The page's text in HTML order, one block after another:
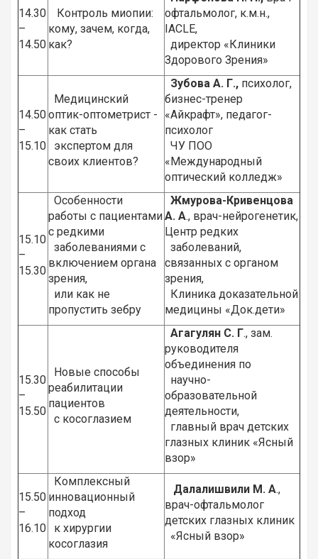
14.30
–
14.50
Контроль миопии:
кому, зачем, когда,
как?
офтальмолог, к.м.н.,
IACLE,
директор «Клиники
Здорового Зрения»
14.50
–
15.10
Медицинский
оптик-оптометрист -
как стать
экспертом для
своих клиентов?
Зубова А. Г., психолог,
бизнес-тренер
«Айкрафт», педагог-
психолог
ЧУ ПОО
«Международный
оптический колледж»
15.10
–
15.30
Особенности
работы с пациентами
с редкими
заболеваниями с
включением органа
зрения,
или как не
пропустить зебру
Жмурова-Кривенцова
А. А., врач-нейрогенетик,
Центр редких
заболеваний,
связанных с органом
зрения,
Клиника доказательной
медицины «Док.дети»
15.30
–
15.50
Новые способы
реабилитации
пациентов
с косоглазием
Агагулян С. Г., зам.
руководителя
объединения по
научно-
образовательной
деятельности,
главный врач детских
глазных клиник «Ясный
взор»
15.50
–
16.10
Комплексный
инновационный
подход
к хирургии
косоглазия
Далалишвили М. А.,
врач-офтальмолог
детских глазных клиник
«Ясный взор»